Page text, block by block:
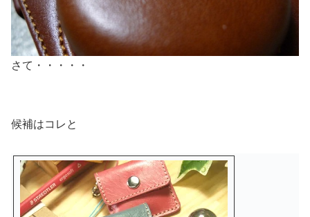
さて・・・・・
候補はコレと